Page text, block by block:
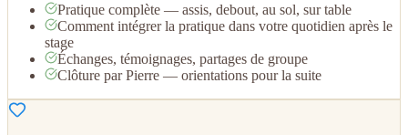
Pratique complète — assis, debout, au sol, sur table
Comment intégrer la pratique dans votre quotidien après le
stage
Échanges, témoignages, partages de groupe
Clôture par Pierre — orientations pour la suite